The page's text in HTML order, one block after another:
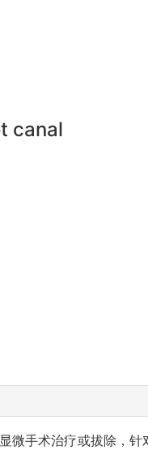
canal
微手术治疗或拔除，针